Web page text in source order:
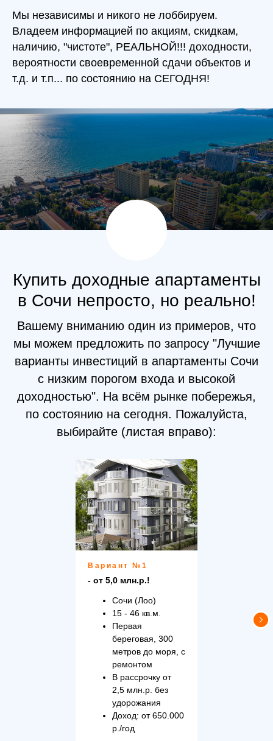
Мы независимы и никого не лоббируем.
Владеем информацией по акциям, скидкам,
наличию, "чистоте", РЕАЛЬНОЙ!!! доходности,
вероятности своевременной сдачи объектов и
т.д. и т.п... по состоянию на СЕГОДНЯ!
Купить доходные апартаменты
в Сочи непросто, но реально!
Вашему вниманию один из примеров, что
мы можем предложить по запросу "Лучшие
варианты инвестиций в апартаменты Сочи
с низким порогом входа и высокой
доходностью". На всём рынке побережья,
по состоянию на сегодня. Пожалуйста,
выбирайте (листая вправо):
Вариант №1
- от 5,0 млн.р.!
Сочи (Лоо)
15 - 46 кв.м.
Первая
береговая, 300
метров до моря, с
ремонтом
В рассрочку от
2,5 млн.р. без
удорожания
Доход: от 650.000
р./год